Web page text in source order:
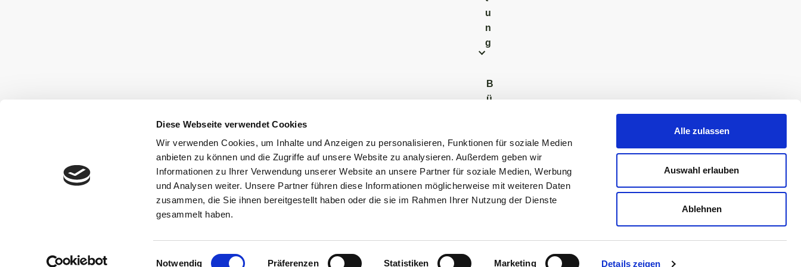
Diese Webseite verwendet Cookies
Wir verwenden Cookies, um Inhalte und Anzeigen zu personalisieren, Funktionen für soziale Medien
anbieten zu können und die Zugriffe auf unsere Website zu analysieren. Außerdem geben wir
Informationen zu Ihrer Verwendung unserer Website an unsere Partner für soziale Medien, Werbung
und Analysen weiter. Unsere Partner führen diese Informationen möglicherweise mit weiteren Daten
zusammen, die Sie ihnen bereitgestellt haben oder die sie im Rahmen Ihrer Nutzung der Dienste
gesammelt haben.
Einwilligungsauswahl
Notwendig Präferenzen Statistiken Marketing Details zeigen
Alle zulassen
Auswahl erlauben
Ablehnen
u
n
g
B
ü
e
r
b
ü
r